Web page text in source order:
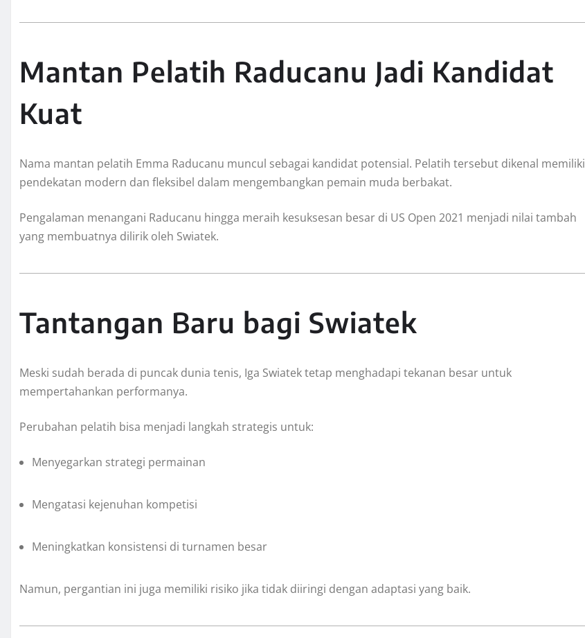
Mantan Pelatih Raducanu Jadi Kandidat
Kuat
Nama mantan pelatih Emma Raducanu muncul sebagai kandidat potensial. Pelatih tersebut dikenal memiliki
pendekatan modern dan fleksibel dalam mengembangkan pemain muda berbakat.
Pengalaman menangani Raducanu hingga meraih kesuksesan besar di US Open 2021 menjadi nilai tambah
yang membuatnya dilirik oleh Swiatek.
Tantangan Baru bagi Swiatek
Meski sudah berada di puncak dunia tenis, Iga Swiatek tetap menghadapi tekanan besar untuk
mempertahankan performanya.
Perubahan pelatih bisa menjadi langkah strategis untuk:
Menyegarkan strategi permainan
Mengatasi kejenuhan kompetisi
Meningkatkan konsistensi di turnamen besar
Namun, pergantian ini juga memiliki risiko jika tidak diiringi dengan adaptasi yang baik.